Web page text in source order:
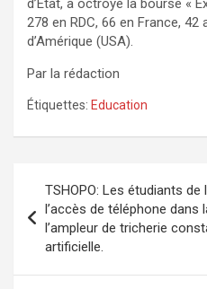
278 en RDC, 66 en France,
d’Amérique (USA).
Par la rédaction
Étiquettes: Education
de
l’article
TSHOPO: Les étudiants de
l’accès de téléphone dans
l’ampleur de tricherie
artificielle.